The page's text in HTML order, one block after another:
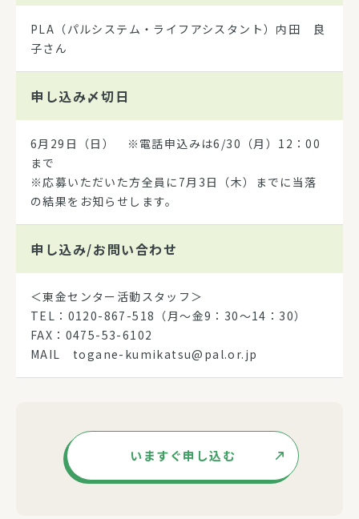
PLA（パルシステム・ライフアシスタント）内田 良
子さん
申し込み〆切日
6月29日（日） ※電話申込みは6/30（月）12：00
まで
※応募いただいた方全員に7月3日（木）までに当落
の結果をお知らせします。
申し込み/お問い合わせ
＜東金センター活動スタッフ＞
TEL：0120-867-518（月～金9：30～14：30）
FAX：0475-53-6102
MAIL togane-kumikatsu@pal.or.jp
いますぐ申し込む